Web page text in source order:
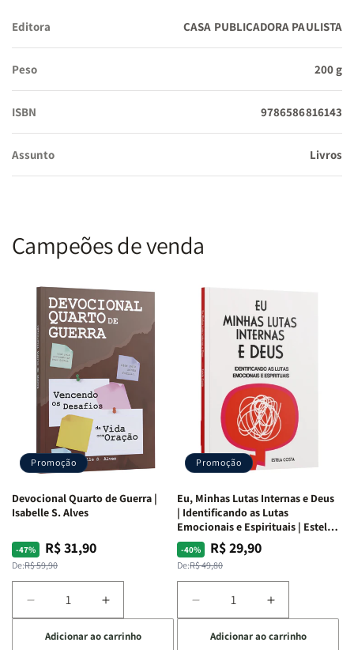
Editora CASA PUBLICADORA PAULISTA
Peso 200 g
ISBN 9786586816143
Assunto Livros
Campeões de venda
Promoção
Devocional Quarto de Guerra |
Isabelle S. Alves
-47%
Preço
normal
De:R$ 59,90
Preço
promocional
R$ 31,90
Diminuir
a
quantidade
Aumentar
a
quantidade
Adicionar ao carrinho
Promoção
Eu, Minhas Lutas Internas e Deus
| Identificando as Lutas
Emocionais e Espirituais | Estela
Costa
-40%
Preço
normal
De:R$ 49,80
Preço
promocional
R$ 29,90
Diminuir
a
quantidade
Aumentar
a
quantidade
Adicionar ao carrinho